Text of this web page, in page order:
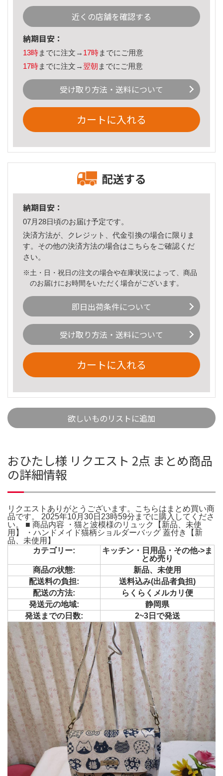
近くの店舗を確認する
納期目安：
13時までに注文→ 17時までにご用意
17時までに注文→ 翌朝 までにご用意
受け取り方法・送料について
カートに入れる
配送する
納期目安：
07月28日頃のお届け予定です。
決済方法が、クレジット、代金引換の場合に限りま
す。その他の決済方法の場合はこちら をご確認くだ
さい。
※土・日・祝日の注文の場合や在庫状況によって、商品
のお届けにお時間をいただく場合がございます。
即日出荷条件について
受け取り方法・送料について
カートに入れる
欲しいものリストに追加
おひたし様 リクエスト 2点 まとめ商品
の詳細情報
リクエストありがとうございます。こちらはまとめ買い商
品です。 2025年10月30日23時59分までに購入してくださ
い。 ■ 商品内容 ・猫と波模様のリュック【新品、未使
用】 ・ハンドメイド猫柄ショルダーバッグ 蓋付き【新
品、未使用】
カテゴリー:
キッチン・日用品・その他->ま
とめ売り
商品の状態:
新品、未使用
配送料の負担:
送料込み(出品者負担)
配送の方法:
らくらくメルカリ便
発送元の地域:
静岡県
発送までの日数:
2~3日で発送